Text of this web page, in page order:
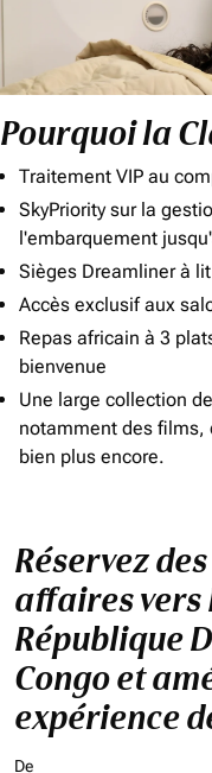
Pourquoi la
Traitement VIP au
SkyPriority sur la
l'embarquement
Sièges Dreamliner à
Accès exclusif aux
Repas africain à 3
bienvenue
Une large collection
notamment des films,
bien plus encore.
Réservez
affaires vers
République
Congo et
expérience
De